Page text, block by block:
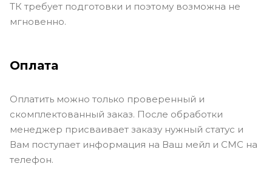
ТК требует подготовки и поэтому возможна не
мгновенно.
Оплата
Оплатить можно только проверенный и
скомплектованный заказ. После обработки
менеджер присваивает заказу нужный статус и
Вам поступает информация на Ваш мейл и СМС на
телефон.